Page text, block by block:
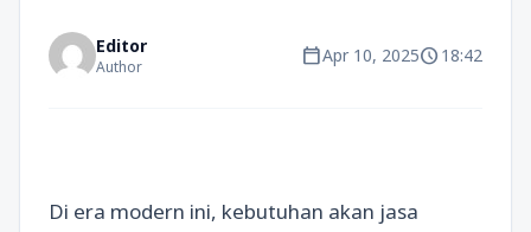
Editor
Author calendar_todayApr 10, 2025schedule18:42
Di era modern ini, kebutuhan akan jasa